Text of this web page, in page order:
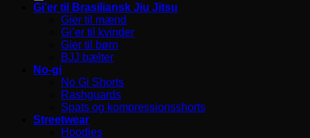
Gi’er til Brasiliansk Jiu Jitsu
Gier til mænd
Gi’er til kvinder
Gier til børn
BJJ bælter
No-gi
No Gi Shorts
Rashguards
Spats og kompressionsshorts
Streetwear
Hoodies